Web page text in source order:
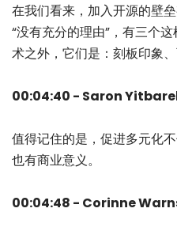
在我们看来，加入开源的壁
“没有充分的理由”，有三个
术之外，它们是：刻板印象、
00:04:40 - Saron
值得记住的是，促进多元化
也有商业意义。
00:04:48 - Corinne